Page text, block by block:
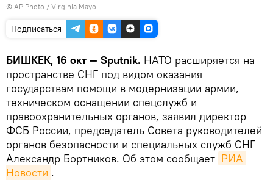
© AP Photo / Virginia Mayo
Подписаться
БИШКЕК, 16 окт — Sputnik. НАТО расширяется на
пространстве СНГ под видом оказания
государствам помощи в модернизации армии,
техническом оснащении спецслужб и
правоохранительных органов, заявил директор
ФСБ России, председатель Совета руководителей
органов безопасности и специальных служб СНГ
Александр Бортников. Об этом сообщает РИА
Новости .